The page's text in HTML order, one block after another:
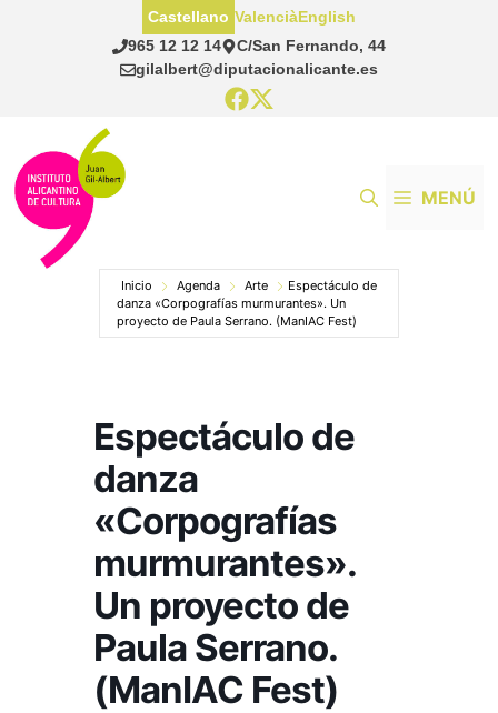
965 12 12 14
C/San Fernando, 44
gilalbert@diputacionalicante.es
Castellano ValenciàEnglish
MENÚ
Inicio Agenda Arte
Espectáculo de
danza «Corpografías murmurantes». Un
proyecto de Paula Serrano. (ManIAC Fest)
Espectáculo de
danza
«Corpografías
murmurantes».
Un proyecto de
Paula Serrano.
(ManIAC Fest)